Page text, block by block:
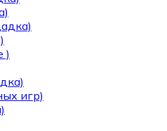
)
игр)